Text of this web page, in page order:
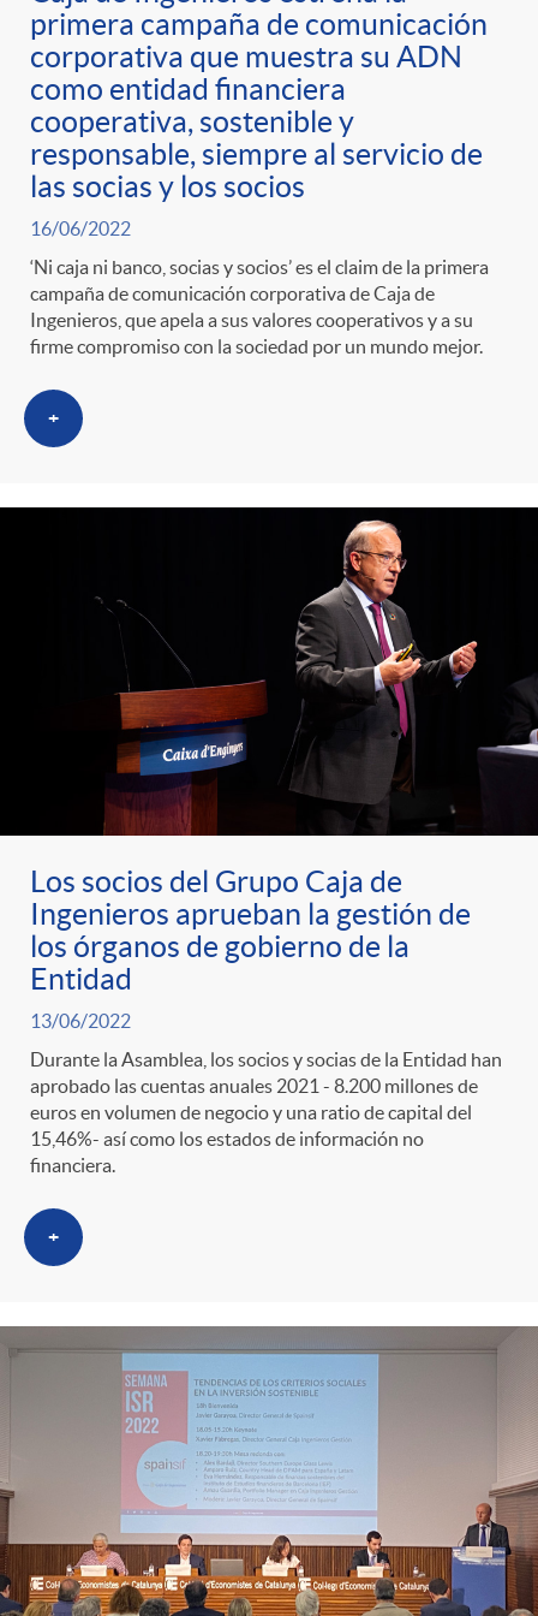
r
a
S
a
a
e
n
s
a
n
p
o
r
c
a
r
a
s
e
n
i
d
o
A
F
l
t
r
o
C
e
l
i
c
a
d
o
n
t
e
n
i
d
o
primera campaña de comunicación
corporativa que muestra su ADN
como entidad financiera
cooperativa, sostenible y
responsable, siempre al servicio de
las socias y los socios
16/06/2022
‘Ni caja ni banco, socias y socios’ es el claim de la primera
campaña de comunicación corporativa de Caja de
Ingenieros, que apela a sus valores cooperativos y a su
firme compromiso con la sociedad por un mundo mejor.
+
Los socios del Grupo Caja de
Ingenieros aprueban la gestión de
los órganos de gobierno de la
Entidad
13/06/2022
Durante la Asamblea, los socios y socias de la Entidad han
aprobado las cuentas anuales 2021 - 8.200 millones de
euros en volumen de negocio y una ratio de capital del
15,46%- así como los estados de información no
financiera.
+